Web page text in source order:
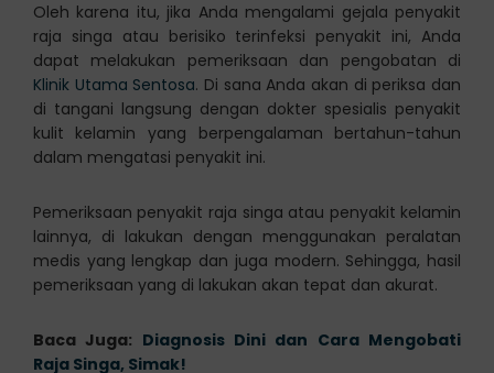
Oleh karena itu, jika Anda mengalami gejala penyakit
raja singa atau berisiko terinfeksi penyakit ini, Anda
dapat melakukan pemeriksaan dan pengobatan di
Klinik Utama Sentosa. Di sana Anda akan di periksa dan
di tangani langsung dengan dokter spesialis penyakit
kulit kelamin yang berpengalaman bertahun-tahun
dalam mengatasi penyakit ini.
Pemeriksaan penyakit raja singa atau penyakit kelamin
lainnya, di lakukan dengan menggunakan peralatan
medis yang lengkap dan juga modern. Sehingga, hasil
pemeriksaan yang di lakukan akan tepat dan akurat.
Baca Juga: Diagnosis Dini dan Cara Mengobati
Raja Singa, Simak!